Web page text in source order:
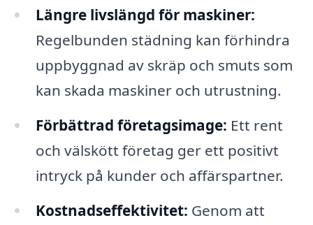
Längre livslängd för maskiner:
Regelbunden städning kan förhindra
uppbyggnad av skräp och smuts som
kan skada maskiner och utrustning.
Förbättrad företagsimage: Ett rent
och välskött företag ger ett positivt
intryck på kunder och affärspartner.
Kostnadseffektivitet: Genom att